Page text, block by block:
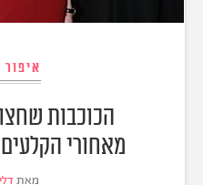
איפור
הכוכבות
מאחורי
מאת